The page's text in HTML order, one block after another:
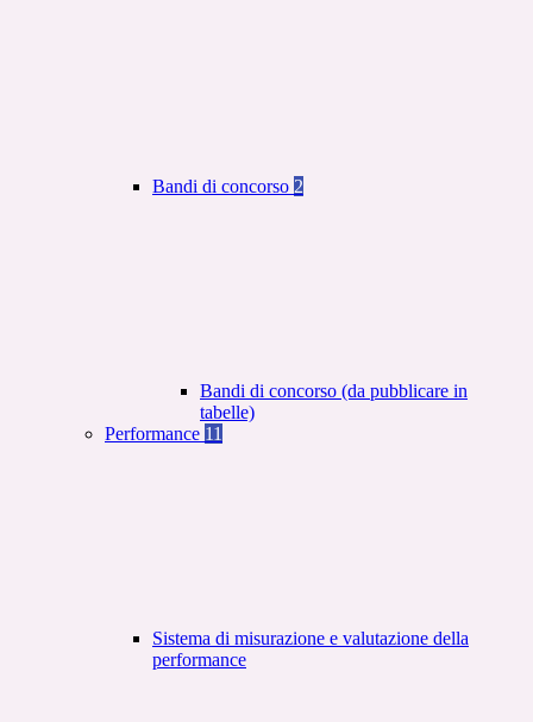
Bandi di concorso 2
Bandi di concorso (da pubblicare in
tabelle)
Performance 11
Sistema di misurazione e valutazione della
performance